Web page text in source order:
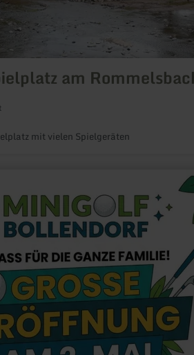
am
mit vielen Spielgeräten